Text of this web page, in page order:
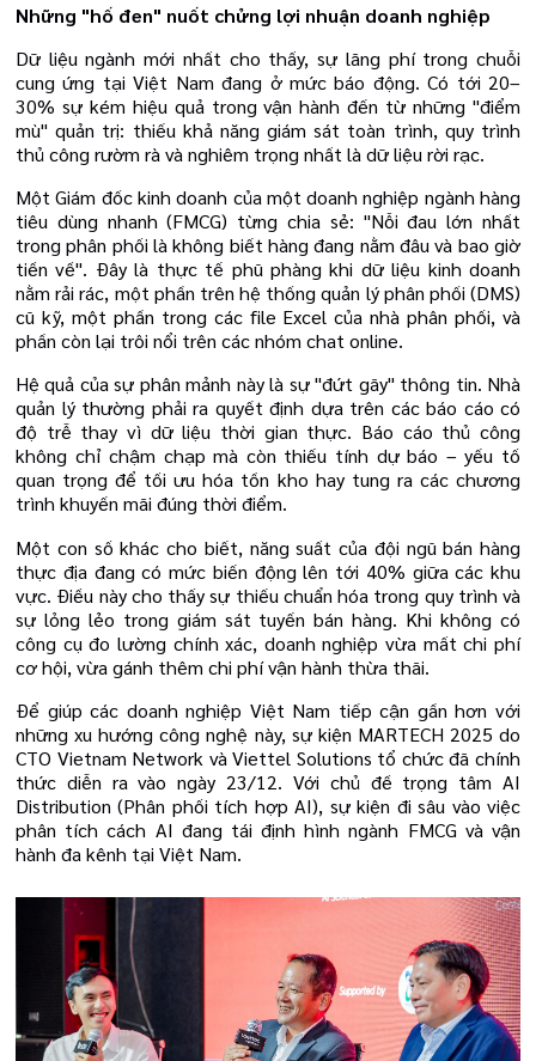
Những "hố đen" nuốt chửng lợi nhuận doanh nghiệp
Dữ liệu ngành mới nhất cho thấy, sự lãng phí trong chuỗi
cung ứng tại Việt Nam đang ở mức báo động. Có tới 20–
30% sự kém hiệu quả trong vận hành đến từ những "điểm
mù" quản trị: thiếu khả năng giám sát toàn trình, quy trình
thủ công rườm rà và nghiêm trọng nhất là dữ liệu rời rạc.
Một Giám đốc kinh doanh của một doanh nghiệp ngành hàng
tiêu dùng nhanh (FMCG) từng chia sẻ: "Nỗi đau lớn nhất
trong phân phối là không biết hàng đang nằm đâu và bao giờ
tiền về". Đây là thực tế phũ phàng khi dữ liệu kinh doanh
nằm rải rác, một phần trên hệ thống quản lý phân phối (DMS)
cũ kỹ, một phần trong các file Excel của nhà phân phối, và
phần còn lại trôi nổi trên các nhóm chat online.
Hệ quả của sự phân mảnh này là sự "đứt gãy" thông tin. Nhà
quản lý thường phải ra quyết định dựa trên các báo cáo có
độ trễ thay vì dữ liệu thời gian thực. Báo cáo thủ công
không chỉ chậm chạp mà còn thiếu tính dự báo – yếu tố
quan trọng để tối ưu hóa tồn kho hay tung ra các chương
trình khuyến mãi đúng thời điểm.
Một con số khác cho biết, năng suất của đội ngũ bán hàng
thực địa đang có mức biến động lên tới 40% giữa các khu
vực. Điều này cho thấy sự thiếu chuẩn hóa trong quy trình và
sự lỏng lẻo trong giám sát tuyến bán hàng. Khi không có
công cụ đo lường chính xác, doanh nghiệp vừa mất chi phí
cơ hội, vừa gánh thêm chi phí vận hành thừa thãi.
Để giúp các doanh nghiệp Việt Nam tiếp cận gần hơn với
những xu hướng công nghệ này, sự kiện MARTECH 2025 do
CTO Vietnam Network và Viettel Solutions tổ chức đã chính
thức diễn ra vào ngày 23/12. Với chủ đề trọng tâm AI
Distribution (Phân phối tích hợp AI), sự kiện đi sâu vào việc
phân tích cách AI đang tái định hình ngành FMCG và vận
hành đa kênh tại Việt Nam.